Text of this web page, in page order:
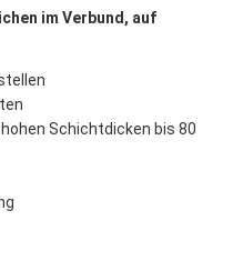
im Verbund, auf
Schichtdicken bis 80